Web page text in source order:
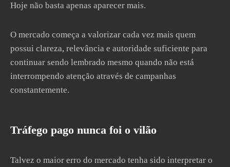
Hoje não basta apenas aparecer mais.
O mercado começa a valorizar cada vez mais quem
possui clareza, relevância e autoridade suficiente para
continuar sendo lembrado mesmo quando não está
interrompendo atenção através de campanhas
constantemente.
Tráfego pago nunca foi o vilão
Talvez o maior erro do mercado tenha sido interpretar o